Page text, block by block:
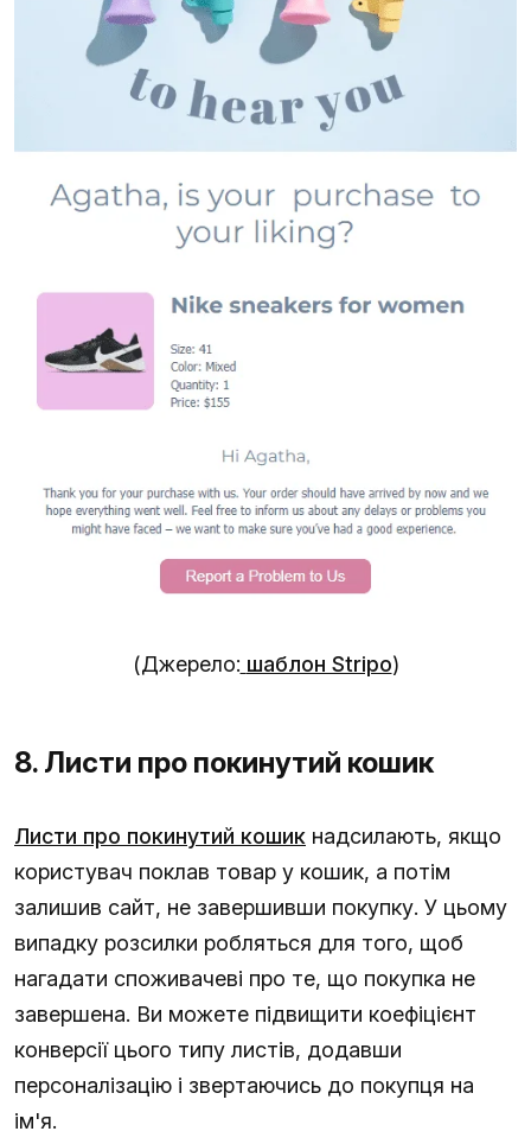
(Джерело: шаблон Stripo)
8. Листи про покинутий кошик
Листи про покинутий кошик надсилають, якщо
користувач поклав товар у кошик, а потім
залишив сайт, не завершивши покупку. У цьому
випадку розсилки робляться для того, щоб
нагадати споживачеві про те, що покупка не
завершена. Ви можете підвищити коефіцієнт
конверсії цього типу листів, додавши
персоналізацію і звертаючись до покупця на
ім'я.